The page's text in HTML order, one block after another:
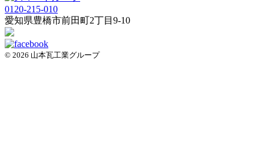
0120-215-010
愛知県豊橋市前田町2丁目9-10
© 2026 山本瓦工業グループ